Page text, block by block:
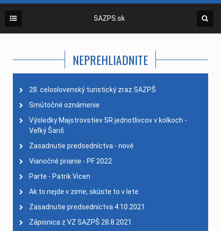
SAZPS.sk
NEPREHLIADNITE
28. celoslovenský turistický zraz SAZPŠ
Smútočné oznámenie
Výsledky Majstrovstiev SR jednotlivcov v kolkoch -
Veľký Šariš
Zasadnutie predsedníctva - nové
Vianočné prianie - PF 2022
Parte - Patrik Vicen
Ak to nejde v zime, skúste to v lete
Zasadnutie predsedníctva 4.10.2021
Zápisnica z VZ SAZPŠ 28.8.2021